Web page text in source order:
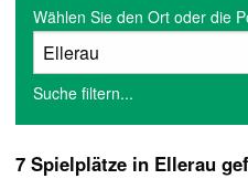
Wählen Sie den Ort oder die
Suche filtern...
7 Spielplätze in Ellerau